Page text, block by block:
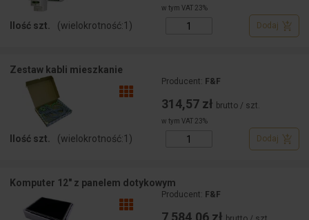
w tym VAT 23%
Ilość szt. (wielokrotność:1 ) Dodaj
Zestaw kabli mieszkanie
Producent: F&F
314,57 zł brutto / szt.
w tym VAT 23%
Ilość szt. (wielokrotność:1 ) Dodaj
Komputer 12" z panelem dotykowym
Producent: F&F
7 584,06 zł